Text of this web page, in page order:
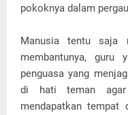
pokoknya dalam
Manusia tentu saja
membantunya, guru
penguasa yang
di hati teman agar
mendapatkan